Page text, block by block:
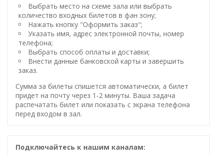
Выбрать место на схеме зала или выбрать
количество входных билетов в фан зону;
Нажать кнопку "Оформить заказ";
Указать имя, адрес электронной почты, номер
телефона;
Выбрать способ оплаты и доставки;
Внести данные банковской карты и завершить
заказ.
Сумма за билеты спишется автоматически, а билет
придет на почту через 1-2 минуты. Ваша задача
распечатать билет или показать с экрана телефона
перед входом в зал.
Подключайтесь к нашим каналам: